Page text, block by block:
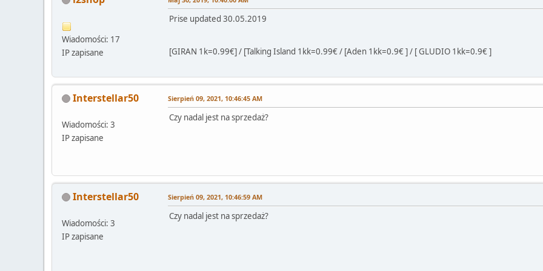
Wiadomości: 17
IP zapisane
Prise updated 30.05.2019
[GIRAN 1k=0.99€] / [Talking Island 1kk=0.99€ / [Aden 1kk=0.9€ ] / [ GLUDIO 1kk=0.9€ ]
Interstellar50
Wiadomości: 3
IP zapisane
Sierpień 09, 2021, 10:46:45 AM
Czy nadal jest na sprzedaż?
Interstellar50
Wiadomości: 3
IP zapisane
Sierpień 09, 2021, 10:46:59 AM
Czy nadal jest na sprzedaż?